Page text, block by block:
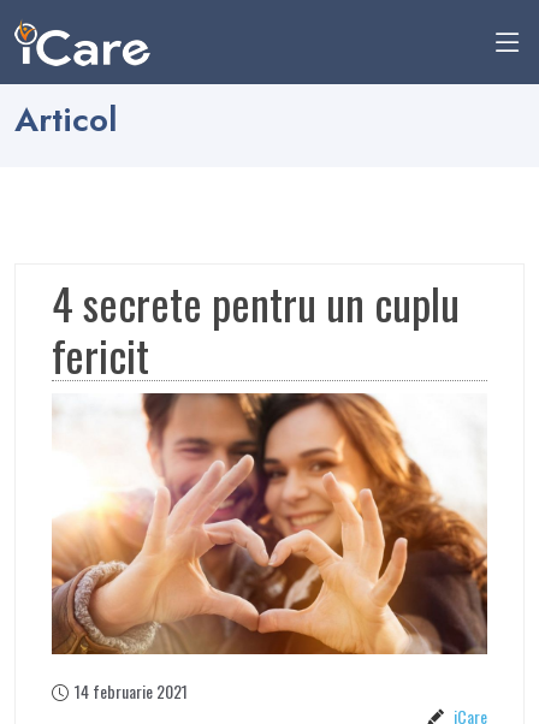
Articol
4 secrete pentru un cuplu
fericit
14 februarie 2021
iCare